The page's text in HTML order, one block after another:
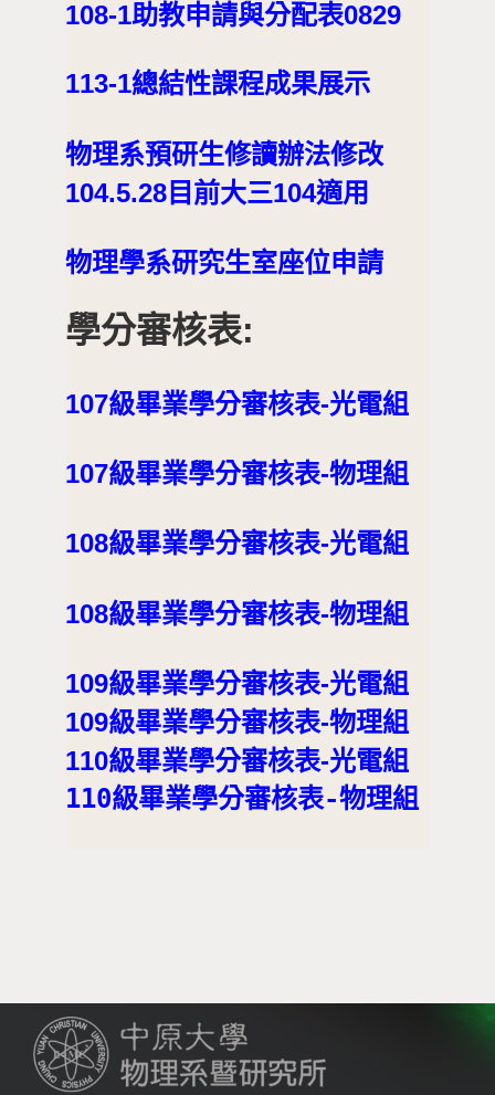
108-1助教申請與分配表0829
113-1總結性課程成果展示
物理系預研生修讀辦法修改
104.5.28目前大三104適用
物理學系研究生室座位申請
學分審核表:
107級畢業學分審核表-光電組
107級畢業學分審核表-物理組
108級畢業學分審核表-光電組
108級畢業學分審核表-物理組
109級畢業學分審核表-光電組
109級畢業學分審核表-物理組
110級畢業學分審核表-光電組
110級畢業學分審核表-物理組